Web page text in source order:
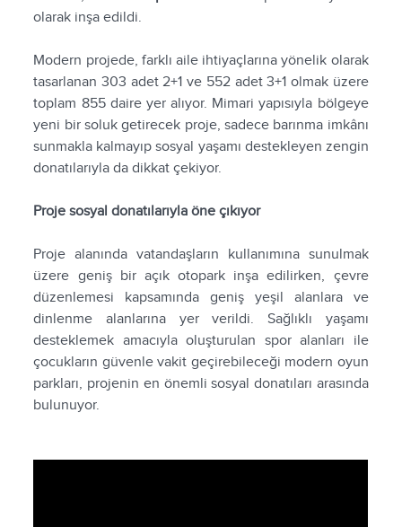
olarak inşa edildi.
Modern projede, farklı aile ihtiyaçlarına yönelik olarak
tasarlanan 303 adet 2+1 ve 552 adet 3+1 olmak üzere
toplam 855 daire yer alıyor. Mimari yapısıyla bölgeye
yeni bir soluk getirecek proje, sadece barınma imkânı
sunmakla kalmayıp sosyal yaşamı destekleyen zengin
donatılarıyla da dikkat çekiyor.
Proje sosyal donatılarıyla öne çıkıyor
Proje alanında vatandaşların kullanımına sunulmak
üzere geniş bir açık otopark inşa edilirken, çevre
düzenlemesi kapsamında geniş yeşil alanlara ve
dinlenme alanlarına yer verildi. Sağlıklı yaşamı
desteklemek amacıyla oluşturulan spor alanları ile
çocukların güvenle vakit geçirebileceği modern oyun
parkları, projenin en önemli sosyal donatıları arasında
bulunuyor.